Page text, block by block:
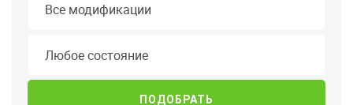
Все модификации
Любое состояние